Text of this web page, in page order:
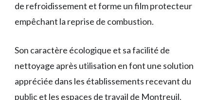
de refroidissement et forme un film protecteur
empêchant la reprise de combustion.
Son caractère écologique et sa facilité de
nettoyage après utilisation en font une solution
appréciée dans les établissements recevant du
public et les espaces de travail de Montreuil.